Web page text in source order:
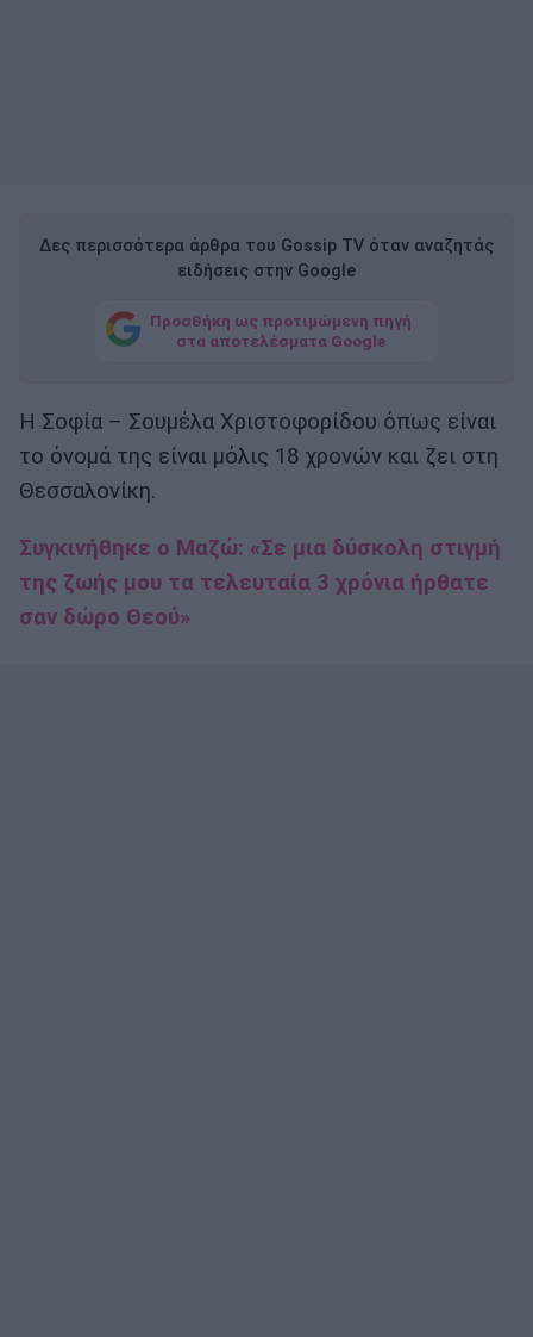
Δες περισσότερα άρθρα του Gossip TV όταν αναζητάς
ειδήσεις στην Google
Προσθήκη ως προτιμώμενη πηγή
στα αποτελέσματα Google
Η Σοφία – Σουμέλα Χριστοφορίδου όπως είναι
το όνομά της είναι μόλις 18 χρονών και ζει στη
Θεσσαλονίκη.
Συγκινήθηκε ο Μαζώ: «Σε μια δύσκολη στιγμή
της ζωής μου τα τελευταία 3 χρόνια ήρθατε
σαν δώρο Θεού»